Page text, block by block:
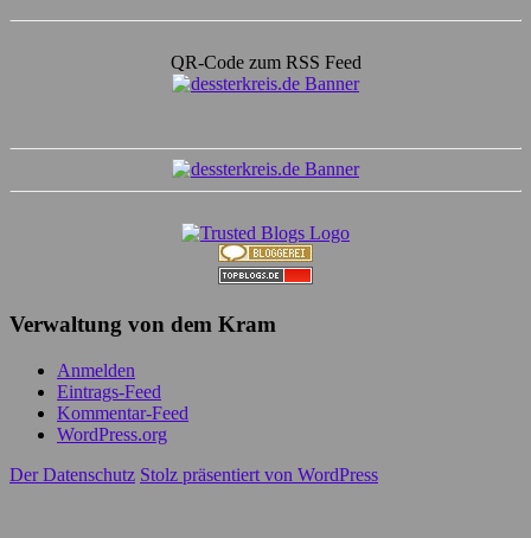
QR-Code zum RSS Feed
Verwaltung von dem Kram
Anmelden
Eintrags-Feed
Kommentar-Feed
WordPress.org
Der Datenschutz Stolz präsentiert von WordPress